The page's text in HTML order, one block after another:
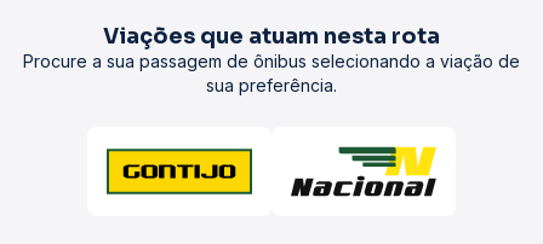
Viações que atuam nesta rota
Procure a sua passagem de ônibus selecionando a viação de
sua preferência.